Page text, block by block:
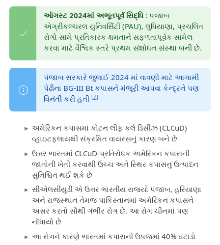
ઑગસ્ટ 2024માં અભૂતપૂર્વ સિદ્ધિ: પંજાબ
એગ્રીકલ્ચરલ યુનિવર્સિટી (PAU), લુધિયાણા, પ્રચલિત
રોગો સામે પ્રતિકારક ક્ષમતાને સફળતાપૂર્વક સામેલ
કરવા માટે વૈશ્વિક સ્તરે પ્રથમ સંશોધન સંસ્થા બની છે.
પંજાબ સરકારે જુલાઈ 2024 માં વાવણી માટે આગામી
પેઢીના BG-III Bt કપાસને મંજૂરી આપવા કેન્દ્રને પણ
વિનંતી કરી હતી[7]
અમેરિકન કપાસમાં કોટન લીફ કર્લ ડિસીઝ (CLCuD)
વ્હાઇટફ્લાયથી સંક્રમિત વાયરસનું કારણ બને છે
ઉત્તર ભારતમાં CLCuD-પ્રતિરોધક અમેરિકન કપાસની
જાતોની ખેતી કરવાથી ઉચ્ચ અને સ્થિર કપાસનું ઉત્પાદન
સુનિશ્ચિત થઈ શકે છે
સીએલસીયુડી એ ઉત્તર ભારતીય રાજ્યો પંજાબ, હરિયાણા
અને રાજસ્થાન તેમજ પાકિસ્તાનમાં અમેરિકન કપાસને
અસર કરતો સૌથી ગંભીર રોગ છે. આ રોગ ચીનમાં પણ
નોંધાયો છે
આ રોગને કારણે ભારતમાં કપાસની ઉપજમાં 40% ઘટાડો